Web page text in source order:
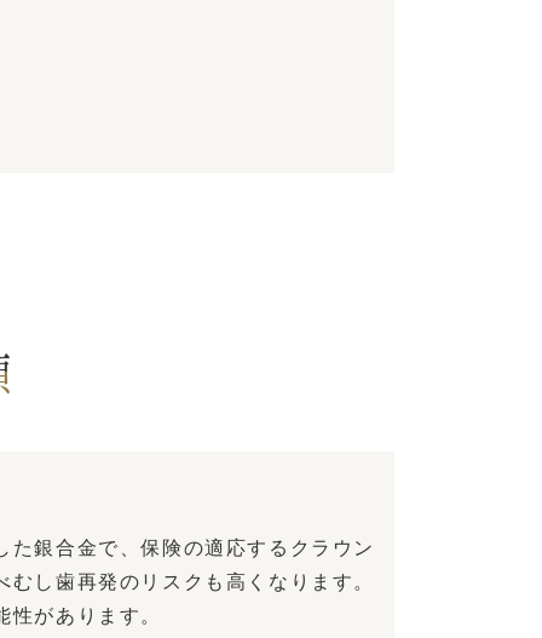
銀合金で、保険の適応するクラウン
し歯再発のリスクも高くなります。
があります。